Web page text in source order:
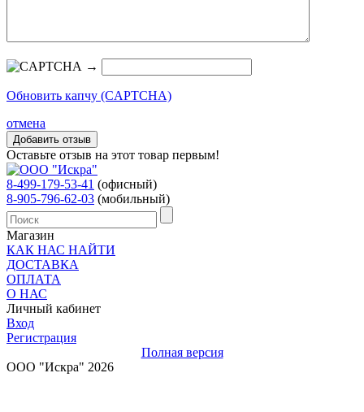
→
Обновить капчу (CAPTCHA)
отмена
Оставьте отзыв на этот товар первым!
8-499-179-53-41 (офисный)
8-905-796-62-03 (мобильный)
Магазин
КАК НАС НАЙТИ
ДОСТАВКА
ОПЛАТА
О НАС
Личный кабинет
Вход
Регистрация
Полная версия
ООО "Искра" 2026